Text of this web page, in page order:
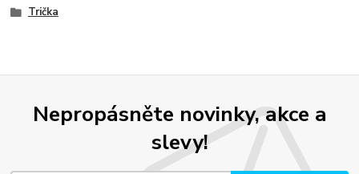
Trička
Nepropásněte novinky, akce a
slevy!